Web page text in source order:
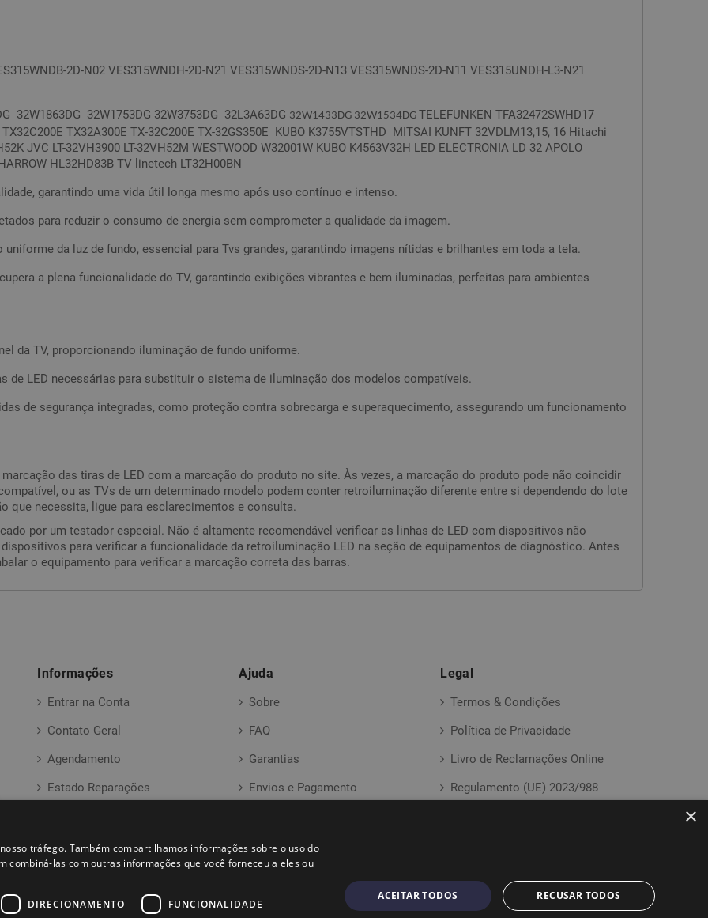
2D-N02 VES315WNDH-2D-N21 VES315WNDS-2D-N13 VES315WNDS-2D-N11 VES315UNDH-L3-N21
32W1863DG 32W1753DG 32W3753DG 32L3A63DG 32W1433DG 32W1534DG TELEFUNKEN TFA32472SWHD17
TX32A300E TX-32C200E TX-32GS350E KUBO K3755VTSTHD MITSAI KUNFT 32VDLM13,15, 16 Hitachi
JVC LT-32VH3900 LT-32VH52M WESTWOOD W32001W KUBO K4563V32H LED ELECTRONIA LD 32 APOLO
HL32HD83B TV linetech LT32H00BN
garantindo uma vida útil longa mesmo após uso contínuo e intenso.
para reduzir o consumo de energia sem comprometer a qualidade da imagem.
uniforme da luz de fundo, essencial para Tvs grandes, garantindo imagens nítidas e brilhantes em toda a tela.
a plena funcionalidade do TV, garantindo exibições vibrantes e bem iluminadas, perfeitas para ambientes
da TV, proporcionando iluminação de fundo uniforme.
de LED necessárias para substituir o sistema de iluminação dos modelos compatíveis.
de segurança integradas, como proteção contra sobrecarga e superaquecimento, assegurando um funcionamento
das tiras de LED com a marcação do produto no site. Às vezes, a marcação do produto pode não coincidir
ou as TVs de um determinado modelo podem conter retroiluminação diferente entre si dependendo do lote
que necessita, ligue para esclarecimentos e consulta.
por um testador especial. Não é altamente recomendável verificar as linhas de LED com dispositivos não
para verificar a funcionalidade da retroiluminação LED na seção de equipamentos de diagnóstico. Antes
o equipamento para verificar a marcação correta das barras.
Informações
Entrar na Conta
Contato Geral
Agendamento
Estado Reparações
Ajuda
Sobre
FAQ
Garantias
Envios e Pagamento
Legal
Termos & Condições
Política de Privacidade
Livro de Reclamações Online
Regulamento (UE) 2023/988
×
tráfego. Também compartilhamos informações sobre o uso do
combiná-las com outras informações que você forneceu a eles ou
DIRECIONAMENTO FUNCIONALIDADE
ACEITAR TODOS RECUSAR TODOS